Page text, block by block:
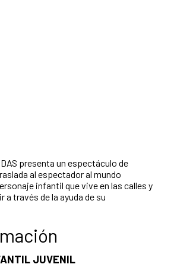
presenta un espectáculo de
al espectador al mundo
infantil que vive en las calles y
a través de la ayuda de su
JUVENIL